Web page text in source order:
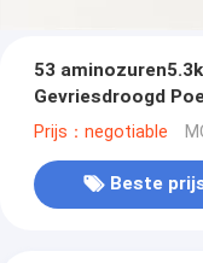
53
Gevriesdroogd
Prijs：negotiable
Beste